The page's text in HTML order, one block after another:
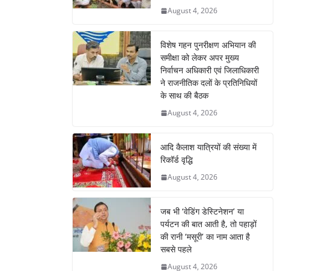
August 4, 2026
विशेष गहन पुनरीक्षण अभियान की
समीक्षा को लेकर अपर मुख्य
निर्वाचन अधिकारी एवं जिलाधिकारी
ने राजनीतिक दलों के प्रतिनिधियों
के साथ की बैठक
August 4, 2026
आदि कैलाश यात्रियों की संख्या में
रिकॉर्ड वृद्धि
August 4, 2026
जब भी ‘वेडिंग डेस्टिनेशन’ या
पर्यटन की बात आती है, तो पहाड़ों
की रानी ‘मसूरी’ का नाम आता है
सबसे पहले
August 4, 2026